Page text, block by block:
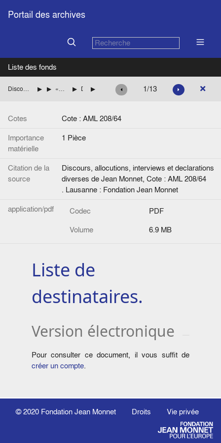
Portail des archives
Liste des fonds
Discours, allocutions, interviews et declarations diverses de Jean Monnet Année 1964
«Allocution prononcée par M. Jean Monnet au Congrès Européen du Groupe Parlementaire Social-Démocrate Allemand». Bad-Godesberg Diffusion du discours de Jean Monnet Liste de destinataires.
1/13
Cotes
Cote : AML 208/64
Importance
matérielle
1 Pièce
Citation de la
source
Discours, allocutions, interviews et declarations
diverses de Jean Monnet, Cote : AML 208/64
. Lausanne : Fondation Jean Monnet
application/pdf
Codec
PDF
Volume
6.9 MB
Liste de
destinataires.
Version électronique
Pour consulter ce document, il vous suffit de
créer un compte.
© 2020 Fondation Jean Monnet Droits Vie privée